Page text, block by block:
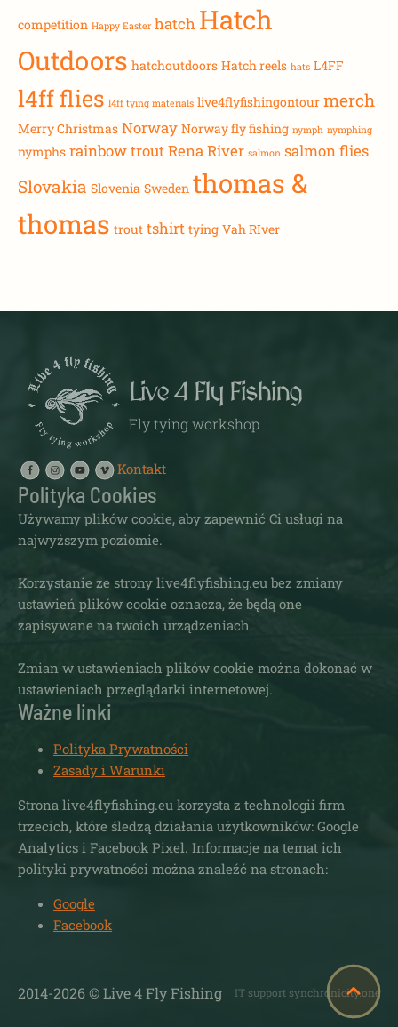
competition Happy Easter hatch Hatch
Outdoors hatchoutdoors Hatch reels hats L4FF
l4ff flies l4ff tying materials live4flyfishingontour merch
Merry Christmas Norway Norway fly fishing nymph nymphing
nymphs rainbow troutRena River salmon salmon flies
Slovakia Slovenia Sweden thomas &
thomas trout tshirt tying Vah RIver
Live 4 Fly Fishing
Fly tying workshop
Kontakt
Polityka Cookies
Używamy plików cookie, aby zapewnić Ci usługi na
najwyższym poziomie.
Korzystanie ze strony live4flyfishing.eu bez zmiany
ustawień plików cookie oznacza, że będą one
zapisywane na twoich urządzeniach.
Zmian w ustawieniach plików cookie można dokonać w
ustawieniach przeglądarki internetowej.
Ważne linki
Polityka Prywatności
Zasady i Warunki
Strona live4flyfishing.eu korzysta z technologii firm
trzecich, które śledzą działania użytkowników: Google
Analytics i Facebook Pixel. Informacje na temat ich
polityki prywatności można znaleźć na stronach:
Google
Facebook
2014-2026© Live 4 Fly Fishing IT support synchronicity.one